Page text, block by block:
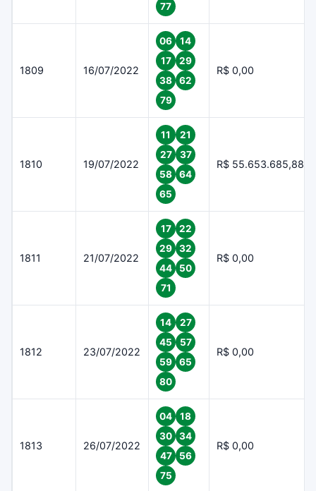
77
1809 16/07/2022
06
14
17
29
38
62
79
R$ 0,00
1810 19/07/2022
11
21
27
37
58
64
65
R$ 55.653.685,88
1811 21/07/2022
17
22
29
32
44
50
71
R$ 0,00
1812 23/07/2022
14
27
45
57
59
65
80
R$ 0,00
1813 26/07/2022
04
18
30
34
47
56
75
R$ 0,00